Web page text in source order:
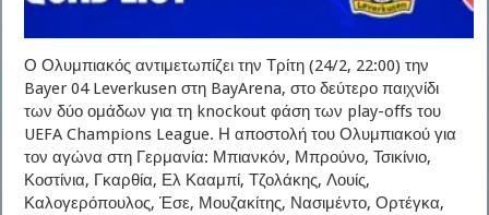
Ο Ολυμπιακός αντιμετωπίζει την Τρίτη (24/2, 22:00) την
Bayer 04 Leverkusen στη BayArena, στο δεύτερο παιχνίδι
των δύο ομάδων για τη knockout φάση των play-offs του
UEFA Champions League. Η αποστολή του Ολυμπιακού για
τον αγώνα στη Γερμανία: Μπιανκόν, Μπρούνο, Τσικίνιο,
Κοστίνια, Γκαρθία, Ελ Κααμπί, Τζολάκης, Λουίς,
Καλογερόπουλος, Έσε, Μουζακίτης, Νασιμέντο, Ορτέγκα,